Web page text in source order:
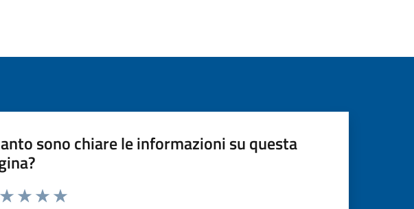
sono chiare le informazioni su questa
da 1 a 5 stelle la pagina